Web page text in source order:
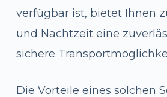
verfügbar ist, bietet Ihnen
und Nachtzeit eine
sichere
Die Vorteile eines solchen